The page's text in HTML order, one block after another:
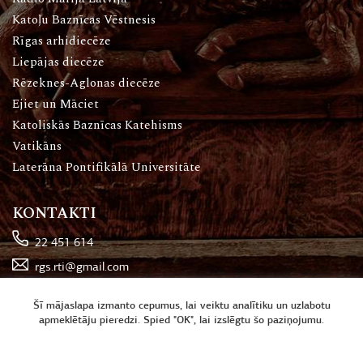
Katoļu Baznīcas Vēstnesis
Rīgas arhidiecēze
Liepājas diecēze
Rēzeknes-Aglonas diecēze
Ejiet un Māciet
Katoliskās Baznīcas Katehisms
Vatikāns
Laterāna Pontifikālā Universitāte
KONTAKTI
22 451 614
rgs.rti@gmail.com
Katoļu iela 16, Rīga
Šī mājaslapa izmanto cepumus, lai veiktu analītiku un uzlabotu
apmeklētāju pieredzi. Spied "OK", lai izslēgtu šo paziņojumu.